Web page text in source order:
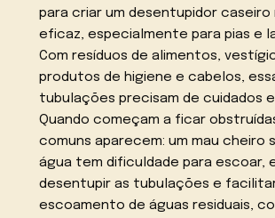
para criar um desentupidor caseiro
eficaz, especialmente para pias e
Com resíduos de alimentos,
produtos de higiene e cabelos,
tubulações precisam de cuidados
Quando começam a ficar
comuns aparecem: um mau cheiro
água tem dificuldade para escoar,
desentupir as tubulações e
escoamento de águas residuais,